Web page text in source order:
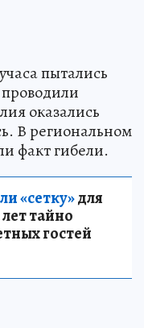
пытались
оказались
В региональном
факт гибели.
«сетку»для
тайно
гостей